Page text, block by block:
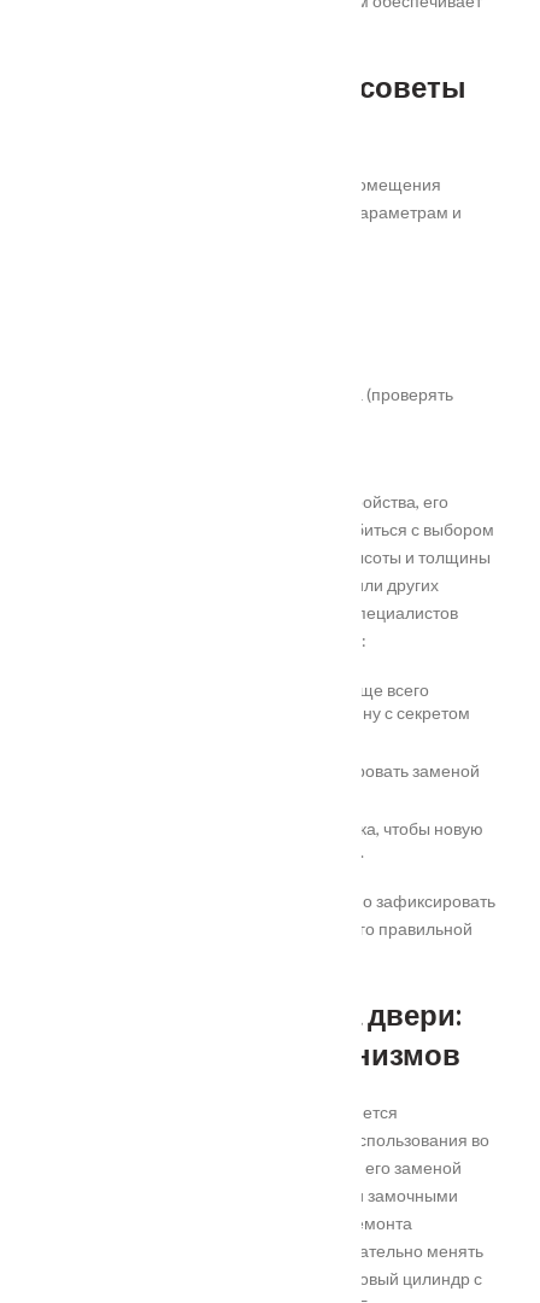
Основные критерии и советы
При подборе модели замка для жилого помещения
следует уделять внимание следующим параметрам и
Плавная и удобная работа механизма (проверять
Необходимо изучить характеристики устройства, его
достоинства и недостатки. Чтобы не ошибиться с выбором
модели, нужны замеры глубины входа, высоты и толщины
запорного механизма, диаметр ригелей или других
деталей. Несколько простых советов от специалистов
помогут при замене замка входной двери:
Не спешите менять весь механизм, чаще всего
достаточно просто заменить сердцевину с секретом
Потерю ключей достаточно компенсировать заменой
Берите с собой личинку из вашего замка, чтобы новую
подобрать аналогичную безошибочно.
И, последнее, перед тем, как окончательно зафиксировать
все винты и крепежи замка, убедитесь в его правильной
Как поменять замок на двери:
несколько типов механизмов
Наиболее понятным по конструкции является
цилиндровый замок. Он популярен для использования во
всех типах дверей, поэтому столкнуться с его заменой
вероятность гораздо выше, чем с другими замочными
системами. В плане самостоятельного ремонта
английский замок удобен тем, что необязательно менять
весь механизм, достаточно приобрести новый цилиндр с